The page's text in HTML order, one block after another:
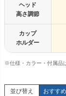
ヘッド
高さ調節
カップ
ホルダー
※仕様・カラー・付属品
並び替え おすす